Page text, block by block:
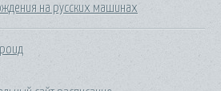
на русских машинах